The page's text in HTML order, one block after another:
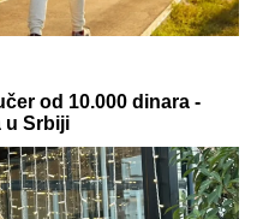
blizanaca? Istina o
trudnoći